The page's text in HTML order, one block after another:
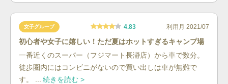
女子グループ 4.83 利用月 2021/07
初心者や女子に嬉しい！ただ夏はホットすぎるキャンプ場
一番近くのスーパー（フジマート長瀞店）から車で数分。
徒歩圏内にはコンビニがないので買い出しは車が無難で
す。 ...
続きを読む >